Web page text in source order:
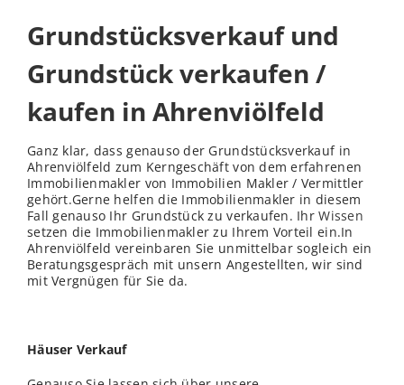
Grundstücksverkauf und
Grundstück verkaufen /
kaufen in Ahrenviölfeld
Ganz klar, dass genauso der Grundstücksverkauf in
Ahrenviölfeld zum Kerngeschäft von dem erfahrenen
Immobilienmakler von Immobilien Makler / Vermittler
gehört.Gerne helfen die Immobilienmakler in diesem
Fall genauso Ihr Grundstück zu verkaufen. IhrWissen
setzen die Immobilienmakler zu Ihrem Vorteil ein.In
Ahrenviölfeld vereinbaren Sie unmittelbar sogleich ein
Beratungsgespräch mit unsern Angestellten, wir sind
mit Vergnügen für Sie da.
Häuser Verkauf